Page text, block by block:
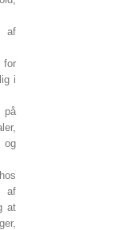
af
for
i
på
af
at